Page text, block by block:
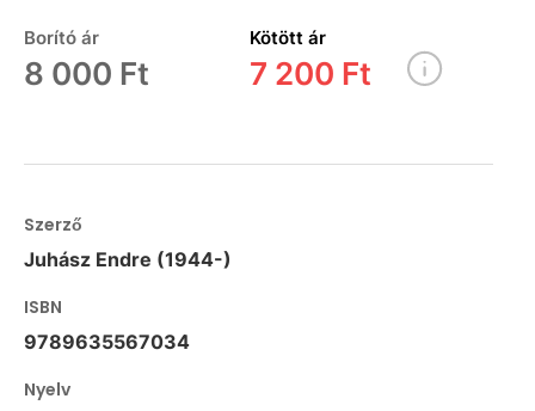
Borító ár
8 000 Ft
Kötött ár
7 200 Ft
Szerző
Juhász Endre (1944-)
ISBN
9789635567034
Nyelv